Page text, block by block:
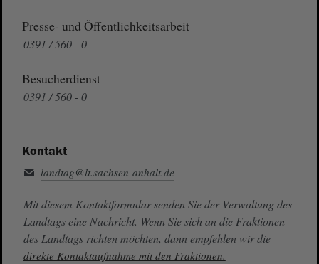
Presse- und Öffentlichkeitsarbeit
0391 / 560 - 0
Besucherdienst
0391 / 560 - 0
Kontakt
landtag@lt.sachsen-anhalt.de
Mit diesem Kontaktformular senden Sie der Verwaltung des
Landtags eine Nachricht. Wenn Sie sich an die Fraktionen
des Landtags richten möchten, dann empfehlen wir die
direkte Kontaktaufnahme mit den Fraktionen.